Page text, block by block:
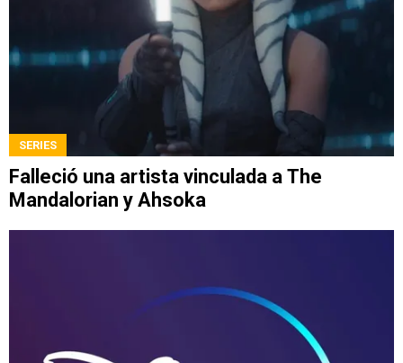
SERIES
Falleció una artista vinculada a The
Mandalorian y Ahsoka